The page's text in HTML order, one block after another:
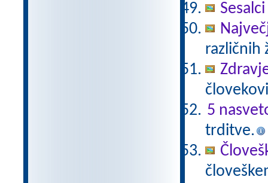
Sesalci
različnih
5
trditve.